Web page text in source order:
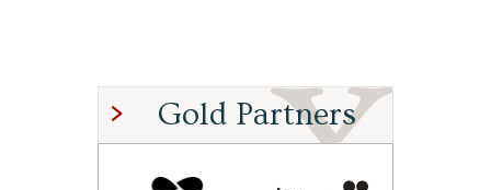
Gold Partners